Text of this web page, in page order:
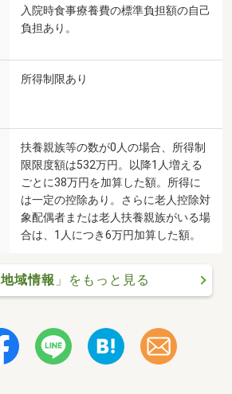
入院時食事療養費の標準負担額の自己
負担あり。
所得制限あり
扶養親族等の数が0人の場合、所得制
限限度額は532万円。以降1人増える
ごとに38万円を加算した額。所得に
は一定の控除あり。さらに老人控除対
象配偶者または老人扶養親族がいる場
合は、1人につき6万円加算した額。
地域情報 」をもっと見る